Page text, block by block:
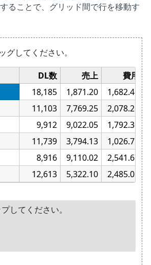
ることで、グリッド間で行を移動す